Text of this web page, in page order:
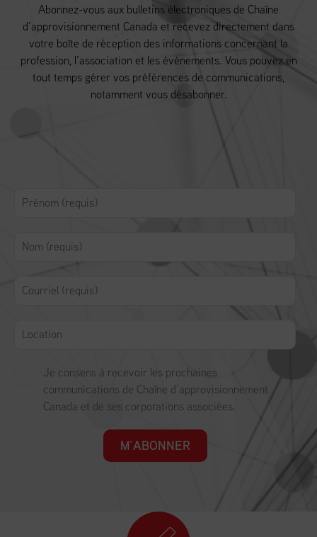
Abonnez-vous aux bulletins électroniques de Chaîne
d’approvisionnement Canada et recevez directement dans
votre boîte de réception des informations concernant la
profession, l’association et les événements. Vous pouvez en
tout temps gérer vos préférences de communications,
notamment vous désabonner.
Je consens à recevoir les prochaines
communications de Chaîne d’approvisionnement
Canada et de ses corporations associées.
M’ABONNER